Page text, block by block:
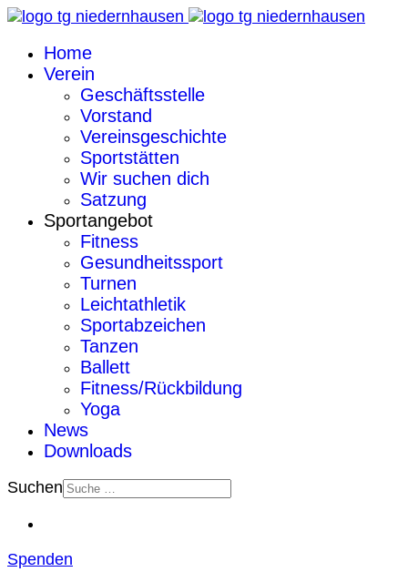
Home
Verein
Geschäftsstelle
Vorstand
Vereinsgeschichte
Sportstätten
Wir suchen dich
Satzung
Sportangebot
Fitness
Gesundheitssport
Turnen
Leichtathletik
Sportabzeichen
Tanzen
Ballett
Fitness/Rückbildung
Yoga
News
Downloads
Suchen
Spenden